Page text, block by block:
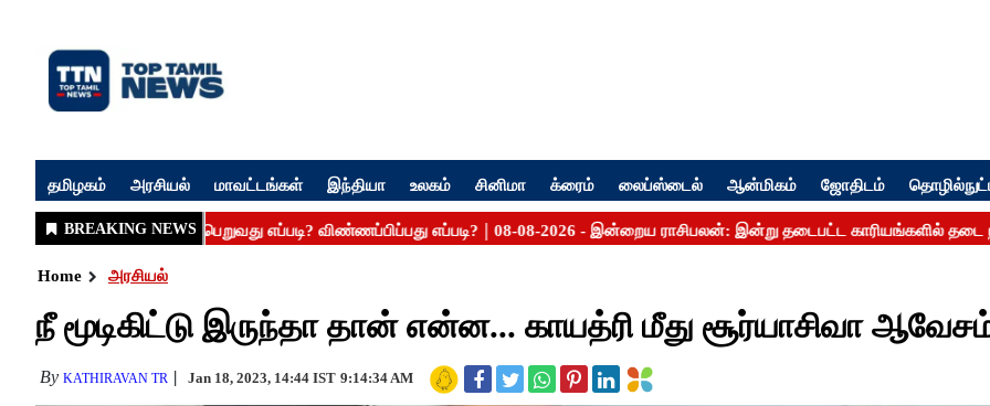
தமிழகம் அரசியல் மாவட்டங்கள் இந்தியா உலகம் சினிமா க்ரைம் லைப்ஸ்டைல் ஆன்மிகம் ஜோதிடம்
Home அரசியல்
நீ மூடிகிட்டு இருந்தா தான் என்ன... காயத்ரி மீது சூர்யாசிவா
By KATHIRAVAN TR Jan 18, 2023, 14:44 IST 9:14:34 AM